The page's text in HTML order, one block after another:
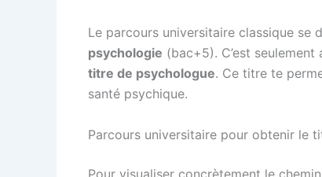
Le parcours universitaire classique se
psychologie (bac+5). C’est
titre de psychologue. Ce titre te
santé psychique.
Parcours universitaire pour obtenir le
Pour visualiser concrètement le